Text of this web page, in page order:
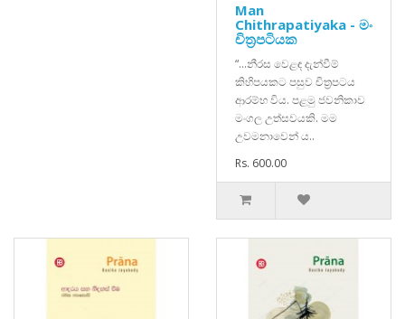
Man
Chithrapatiyaka - මං
චිත්‍රපටියක
“...නීරස වෙළඳ දැන්වීම්
කිහිපයකට පසුව චිත්‍රපටය
ආරම්භ විය. පළමු ජවනිකාව
මංගල උත්සවයකි. මම
උවමනාවෙන් ය..
Rs. 600.00